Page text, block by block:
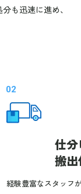
も迅速に進め、
02
仕
搬
経験豊富なスタッフ